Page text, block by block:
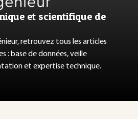
et scientifique de
retrouvez tous les articles
: base de données, veille
et expertise technique.